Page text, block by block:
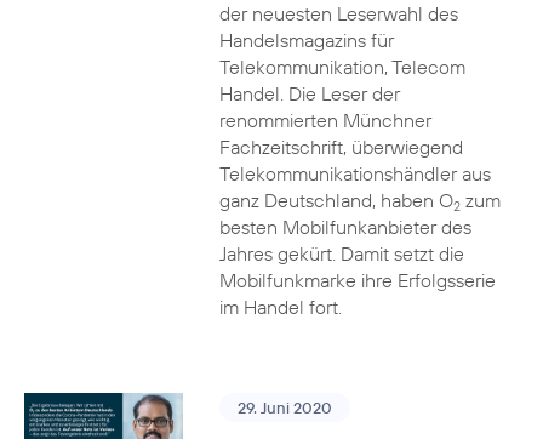
der neuesten Leserwahl des
Handelsmagazins für
Telekommunikation, Telecom
Handel. Die Leser der
renommierten Münchner
Fachzeitschrift, überwiegend
Telekommunikationshändler aus
ganz Deutschland, haben O2zum
besten Mobilfunkanbieter des
Jahres gekürt. Damit setzt die
Mobilfunkmarke ihre Erfolgsserie
im Handel fort.
29. Juni 2020